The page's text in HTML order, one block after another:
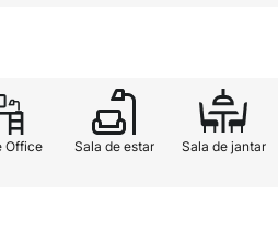
Office Sala de estar Sala de jantar